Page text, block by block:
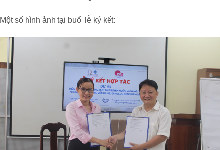
Một số hình ảnh tại buổi lễ ký kết: